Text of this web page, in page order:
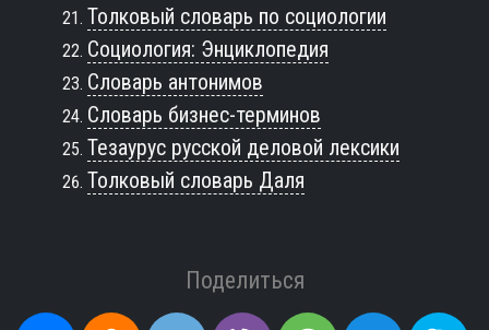
Толковый словарь по социологии
Социология: Энциклопедия
Словарь антонимов
Словарь бизнес-терминов
Тезаурус русской деловой лексики
Толковый словарь Даля
Поделиться